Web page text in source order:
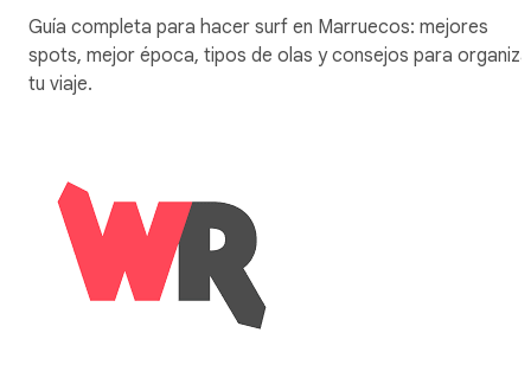
Guía completa para hacer surf en Marruecos: mejores
spots, mejor época, tipos de olas y consejos para
tu viaje.